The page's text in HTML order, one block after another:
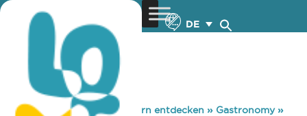
DE
You are here: Home »Zypern entdecken » Gastronomy»